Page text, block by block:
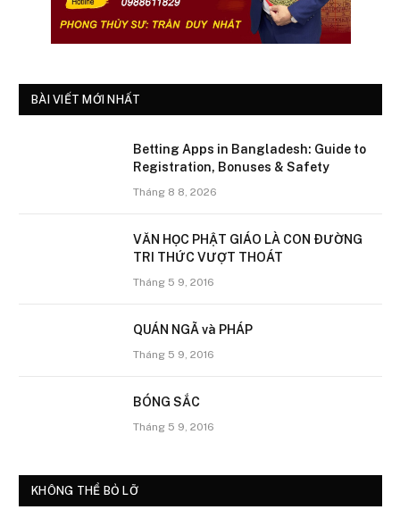
BÀI VIẾT MỚI NHẤT
Betting Apps in Bangladesh: Guide to
Registration, Bonuses & Safety
Tháng 8 8, 2026
VĂN HỌC PHẬT GIÁO LÀ CON ÐƯỜNG
TRI THỨC VƯỢT THOÁT
Tháng 5 9, 2016
QUÁN NGÃ và PHÁP
Tháng 5 9, 2016
BÓNG SẮC
Tháng 5 9, 2016
KHÔNG THỂ BỎ LỠ